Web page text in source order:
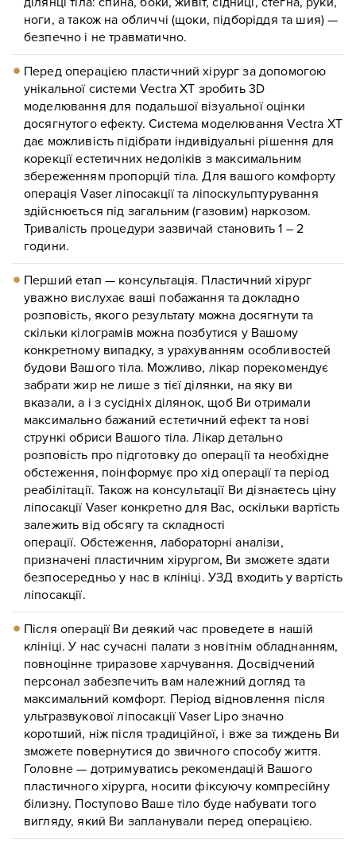
ноги, а також на обличчі (щоки, підборіддя та шия) —
безпечно і не травматично.
Перед операцією пластичний хірург за допомогою
унікальної системи Vectra XT зробить 3D
моделювання для подальшої візуальної оцінки
досягнутого ефекту. Система моделювання Vectra XT
дає можливість підібрати індивідуальні рішення для
корекції естетичних недоліків з максимальним
збереженням пропорцій тіла. Для вашого комфорту
операція Vaser ліпосакції та ліпоскульптурування
здійснюється під загальним (газовим) наркозом.
Тривалість процедури зазвичай становить 1 – 2
години.
Перший етап — консультація. Пластичний хірург
уважно вислухає ваші побажання та докладно
розповість, якого результату можна досягнути та
скільки кілограмів можна позбутися у Вашому
конкретному випадку, з урахуванням особливостей
будови Вашого тіла. Можливо, лікар порекомендує
забрати жир не лише з тієї ділянки, на яку ви
вказали, а і з сусідніх ділянок, щоб Ви отримали
максимально бажаний естетичний ефект та нові
стрункі обриси Вашого тіла. Лікар детально
розповість про підготовку до операції та необхідне
обстеження, поінформує про хід операції та період
реабілітації. Також на консультації Ви дізнаєтесь ціну
ліпосакції Vaser конкретно для Вас, оскільки вартість
залежить від обсягу та складності
операції. Обстеження, лабораторні аналізи,
призначені пластичним хірургом, Ви зможете здати
безпосередньо у нас в клініці. УЗД входить у вартість
ліпосакції.
Після операції Ви деякий час проведете в нашій
клініці. У нас сучасні палати з новітнім обладнанням,
повноцінне триразове харчування. Досвідчений
персонал забезпечить вам належний догляд та
максимальний комфорт. Період відновлення після
ультразвукової ліпосакції Vaser Lipo значно
коротший, ніж після традиційної, і вже за тиждень Ви
зможете повернутися до звичного способу життя.
Головне — дотримуватись рекомендацій Вашого
пластичного хірурга, носити фіксуючу компресійну
білизну. Поступово Ваше тіло буде набувати того
вигляду, який Ви запланували перед операцією.